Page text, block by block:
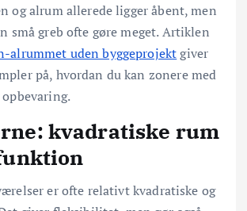
og alrum allerede ligger åbent, men
små greb ofte gøre meget. Artiklen
alrummet uden byggeprojektgiver
på, hvordan du kan zonere med
kvadratiske rum
er ofte relativt kvadratiske og